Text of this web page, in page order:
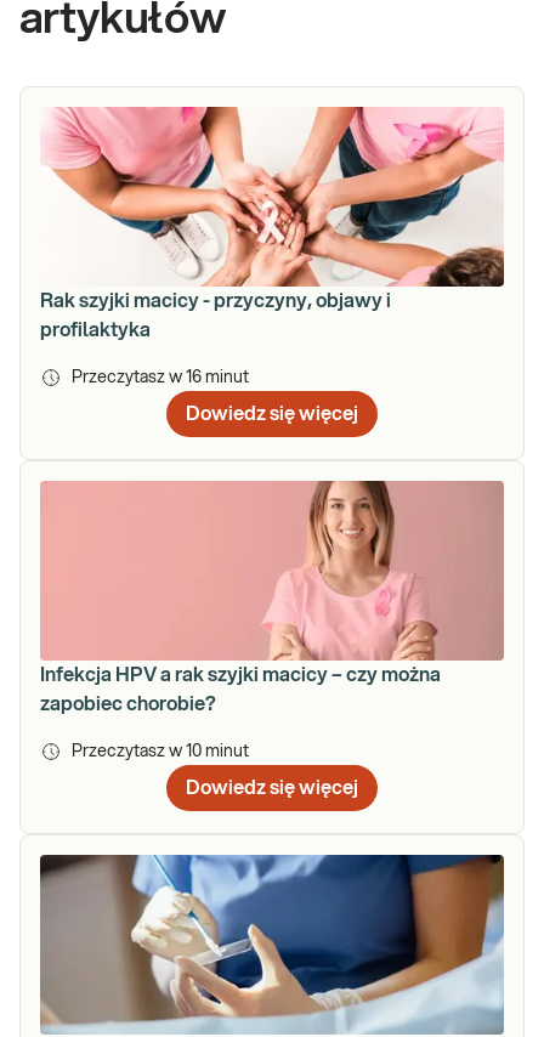
artykułów
Rak szyjki macicy - przyczyny, objawy i
profilaktyka
Przeczytasz w 16 minut
Dowiedz się więcej
Infekcja HPV a rak szyjki macicy – czy można
zapobiec chorobie?
Przeczytasz w 10 minut
Dowiedz się więcej